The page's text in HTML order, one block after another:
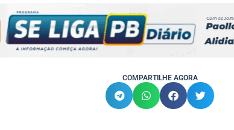
COMPARTILHE AGORA